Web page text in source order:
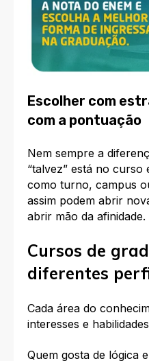
Escolher com
com a pontuação
Nem sempre a
“talvez” está no curso
como turno, campus
assim podem abrir
abrir mão da afinidade.
Cursos de
diferentes
Cada área do
interesses e
Quem gosta de lógica